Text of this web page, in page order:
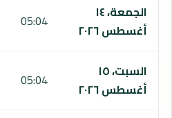
الجمعة، ١٤
أغسطس ٢٠٢٦
05:04
السبت، ١٥
أغسطس ٢٠٢٦
05:04